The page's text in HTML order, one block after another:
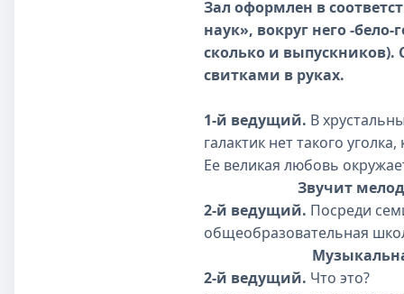
Зал оформлен в
наук», вокруг него -
сколько и выпускников).
свит­ками в руках.
1-й ведущий. В
галактик нет такого
Ее великая любовь
Звучит мелодия 3.
2-й ведущий. Посреди
общеобразовательная
Музыкальная
2-й ведущий. Что это?